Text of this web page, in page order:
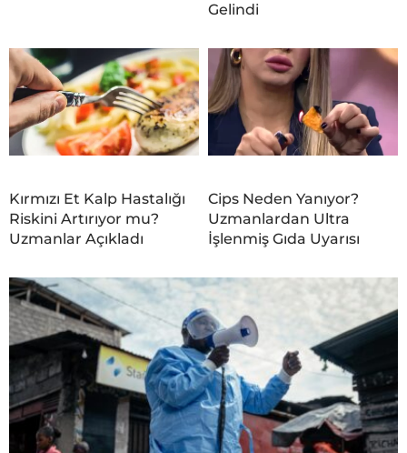
Gelindi
Kırmızı Et Kalp Hastalığı
Riskini Artırıyor mu?
Uzmanlar Açıkladı
Cips Neden Yanıyor?
Uzmanlardan Ultra
İşlenmiş Gıda Uyarısı